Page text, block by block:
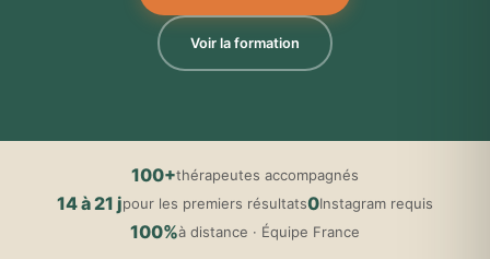
Voir la formation
100+thérapeutes accompagnés
14 à 21 jpour les premiers résultats0Instagram requis
100%à distance · Équipe France